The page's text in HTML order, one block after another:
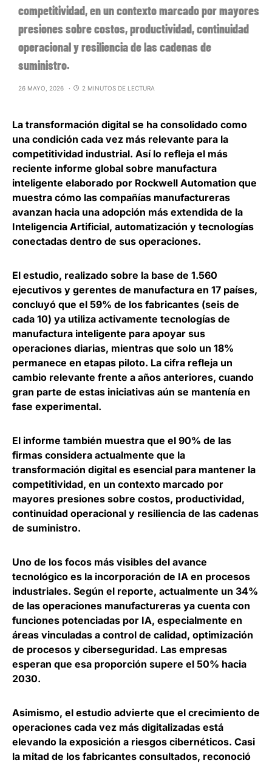
competitividad, en un contexto marcado por mayores
presiones sobre costos, productividad, continuidad
operacional y resiliencia de las cadenas de
suministro.
26 MAYO, 2026 2 MINUTOS DE LECTURA
La transformación digital se ha consolidado como
una condición cada vez más relevante para la
competitividad industrial. Así lo refleja el más
reciente informe global sobre manufactura
inteligente elaborado por Rockwell Automation que
muestra cómo las compañías manufactureras
avanzan hacia una adopción más extendida de la
Inteligencia Artificial, automatización y tecnologías
conectadas dentro de sus operaciones.
El estudio, realizado sobre la base de 1.560
ejecutivos y gerentes de manufactura en 17 países,
concluyó que el 59% de los fabricantes (seis de
cada 10) ya utiliza activamente tecnologías de
manufactura inteligente para apoyar sus
operaciones diarias, mientras que solo un 18%
permanece en etapas piloto. La cifra refleja un
cambio relevante frente a años anteriores, cuando
gran parte de estas iniciativas aún se mantenía en
fase experimental.
El informe también muestra que el 90% de las
firmas considera actualmente que la
transformación digital es esencial para mantener la
competitividad, en un contexto marcado por
mayores presiones sobre costos, productividad,
continuidad operacional y resiliencia de las cadenas
de suministro.
Uno de los focos más visibles del avance
tecnológico es la incorporación de IA en procesos
industriales. Según el reporte, actualmente un 34%
de las operaciones manufactureras ya cuenta con
funciones potenciadas por IA, especialmente en
áreas vinculadas a control de calidad, optimización
de procesos y ciberseguridad. Las empresas
esperan que esa proporción supere el 50% hacia
2030.
Asimismo, el estudio advierte que el crecimiento de
operaciones cada vez más digitalizadas está
elevando la exposición a riesgos cibernéticos. Casi
la mitad de los fabricantes consultados, reconoció